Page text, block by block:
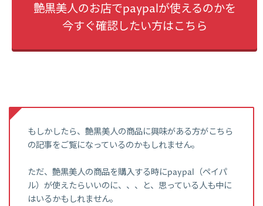
艶黒美人のお店でpaypalが使えるのかを
今すぐ確認したい方はこちら
もしかしたら、艶黒美人の商品に興味がある方がこちら
の記事をご覧になっているのかもしれません。
ただ、艶黒美人の商品を購入する時にpaypal（ペイパ
ル）が使えたらいいのに、、、と、思っている人も中に
はいるかもしれません。